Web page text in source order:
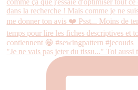
"Je ne vais pas jeter du tissu..." Toi aussi